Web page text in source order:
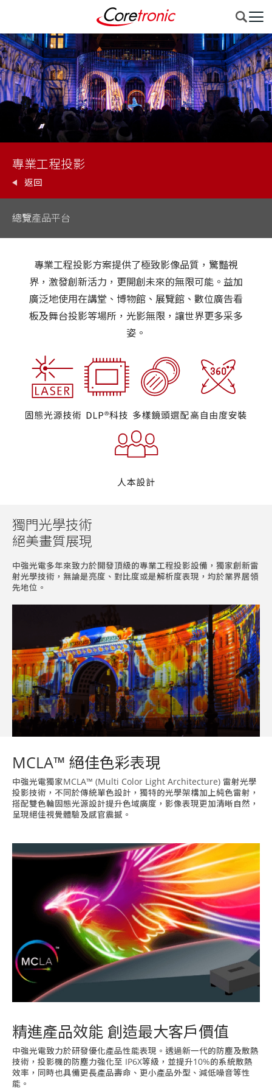
專業工程投影
返回
總覽產品平台
專業工程投影方案提供了極致影像品質，驚豔視
界，激發創新活力，更開創未來的無限可能。益加
廣泛地使用在講堂、博物館、展覽館、數位廣告看
板及舞台投影等場所，光影無限，讓世界更多采多
姿。
獨門光學技術
絕美畫質展現
中強光電多年來致力於開發頂級的專業工程投影設備，獨家創新雷
射光學技術，無論是亮度、對比度或是解析度表現，均於業界居領
先地位。
MCLA™ 絕佳色彩表現
中強光電獨家MCLA™ (Multi Color Light Architecture) 雷射光學
投影技術，不同於傳統單色設計，獨特的光學架構加上純色雷射，
搭配雙色輪固態光源設計提升色域廣度，影像表現更加清晰自然，
呈現絕佳視覺體驗及感官震撼。
精進產品效能 創造最大客戶價值
中強光電致力於研發優化產品性能表現。透過新一代的防塵及散熱
技術，投影機的防塵力強化至 IP6X等級，並提升10%的系統散熱
效率，同時也具備更長產品壽命、更小產品外型、減低噪音等性
能。